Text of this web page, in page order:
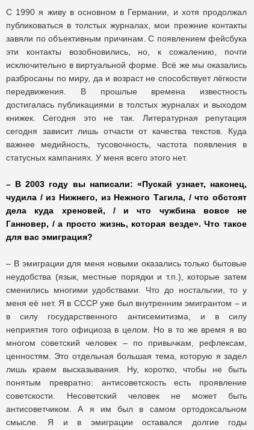
С 1990 я живу в основном в Германии, и хотя продолжал
публиковаться в толстых журналах, мои прежние контакты
завяли по объективным причинам. С появлением фейсбука
эти контакты возобновились, но, к сожалению, почти
исключительно в виртуальной форме. Всё же мы оказались
разбросаны по миру, да и возраст не способствует лёгкости
передвижения. В прошлые времена известность
достигалась публикациями в толстых журналах и выходом
книжек. Сегодня это не так. Литературная репутация
сегодня зависит лишь отчасти от качества текстов. Куда
важнее медийность, тусовочность, частота появления в
статусных кампаниях. У меня всего этого нет.
– В 2003 году вы написали: «Пускай узнает, наконец,
чудила / из Нижнего, из Нежного Тагила, / что обстоят
дела куда хреновей, / и что чужбина вовсе не
Ганновер, / а просто жизнь, которая везде». Что такое
для вас эмиграция?
– В эмиграции для меня новыми оказались только бытовые
неудобства (язык, местные порядки и т.п.), которые затем
сменились многими удобствами. Что до ностальгии, то у
меня её нет. Я в СССР уже был внутренним эмигрантом – и
в силу государственного антисемитизма, и в силу
неприятия того официоза в целом. Но в то же время я во
многом советский человек – по привычкам, рефлексам,
ценностям. Это отдельная большая тема, которую я задел
лишь краем высказывания. Ну, коротко, чтобы не быть
понятым превратно: антисоветскость есть проявление
советскости. Несоветский человек не может быть
антисоветчиком. А я им был в самом ортодоксальном
смысле. Я и в эмиграции оставался долгие годы